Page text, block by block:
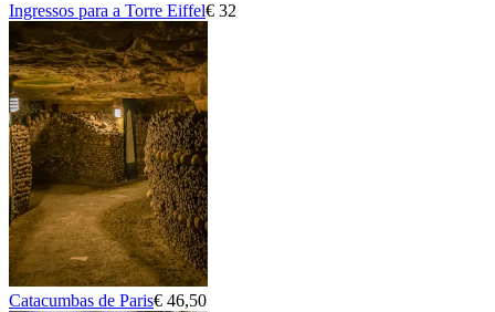
Ingressos para a Torre Eiffel€ 32
Catacumbas de Paris€ 46,50